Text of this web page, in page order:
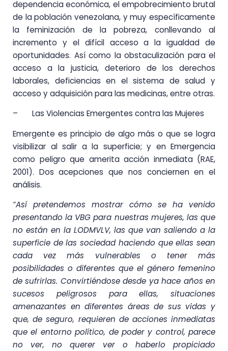
dependencia económica, el empobrecimiento brutal
de la población venezolana, y muy específicamente
la feminización de la pobreza, conllevando al
incremento y el difícil acceso a la igualdad de
oportunidades. Así como la obstaculización para el
acceso a la justicia, deterioro de los derechos
laborales, deficiencias en el sistema de salud y
acceso y adquisición para las medicinas, entre otras.
– Las Violencias Emergentes contra las Mujeres
Emergente es principio de algo más o que se logra
visibilizar al salir a la superficie; y en Emergencia
como peligro que amerita acción inmediata (RAE,
2001). Dos acepciones que nos conciernen en el
análisis.
“Así pretendemos mostrar cómo se ha venido
presentando la VBG para nuestras mujeres, las que
no están en la LODMVLV, las que van saliendo a la
superficie de las sociedad haciendo que ellas sean
cada vez más vulnerables o tener más
posibilidades o diferentes que el género femenino
de sufrirlas. Convirtiéndose desde ya hace años en
sucesos peligrosos para ellas, situaciones
amenazantes en diferentes áreas de sus vidas y
que, de seguro, requieren de acciones inmediatas
que el entorno político, de poder y control, parece
no ver, no querer ver o haberlo propiciado